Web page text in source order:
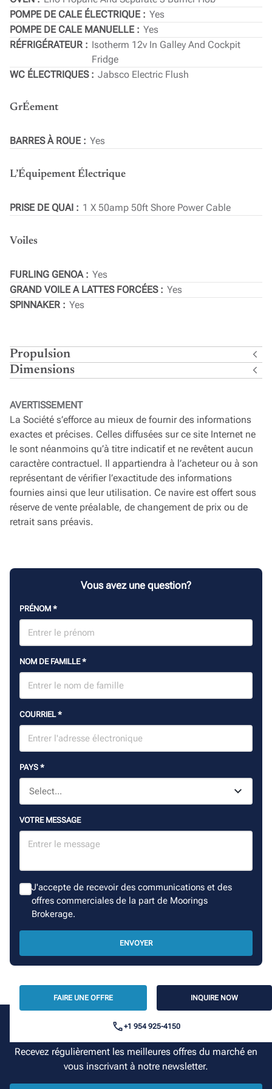
POMPE DE CALE ÉLECTRIQUE
Yes
POMPE DE CALE MANUELLE
Yes
RÉFRIGÉRATEUR
Isotherm 12v In Galley And Cockpit
Fridge
WC ÉLECTRIQUES
Jabsco Electric Flush
GrÉement
BARRES À ROUE Yes
L’Équipement Électrique
PRISE DE QUAI 1 X 50amp 50ft Shore Power Cable
Voiles
FURLING GENOA
Yes
GRAND VOILE A LATTES FORCÉES
Yes
SPINNAKER
Yes
Propulsion
Dimensions
AVERTISSEMENT
La Société s’efforce au mieux de fournir des informations
exactes et précises. Celles diffusées sur ce site Internet ne
le sont néanmoins qu’à titre indicatif et ne revêtent aucun
caractère contractuel. Il appartiendra à l’acheteur ou à son
représentant de vérifier l’exactitude des informations
fournies ainsi que leur utilisation. Ce navire est offert sous
réserve de vente préalable, de changement de prix ou de
retrait sans préavis.
Vous avez une question?
PRÉNOM *
NOM DE FAMILLE*
COURRIEL*
PAYS *
VOTRE MESSAGE
J'accepte de recevoir des communications et des
offres commerciales de la part de Moorings
Brokerage.
ENVOYER
FAIRE UNE OFFRE INQUIRE NOW
+1 954 925-4150
Votre croisière commence ici
Recevez régulièrement les meilleures offres du marché en
vous inscrivant à notre newsletter.